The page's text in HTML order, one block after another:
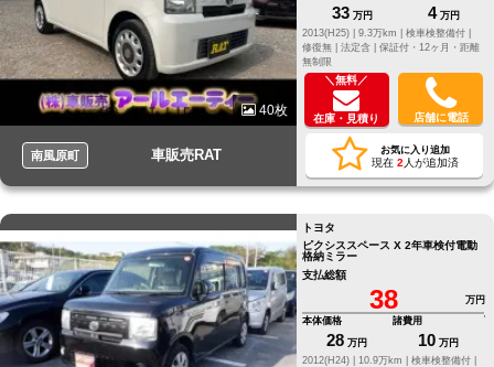
40枚
南風原町 車販売RAT
33 万円 4 万円
2013(H25) |
9.3万km |
検車検整備付 |
修復無 | 法定含 | 保証付・12ヶ月・距離
無制限
＼無料／
在庫・見積り 店舗に電話
お気に入り追加
現在 2 人が追加済
トヨタ
ピクシススペース X 2年車検付電動
格納ミラー
支払総額
38
万円
本体価格
28 万円
諸費用
10 万円
2012(H24) |
10.9万km |
検車検整備付 |